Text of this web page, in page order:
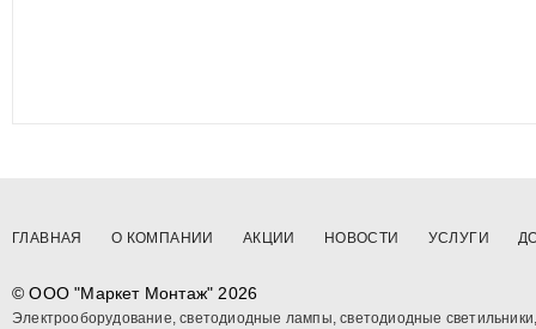
ГЛАВНАЯ О КОМПАНИИ АКЦИИ НОВОСТИ УСЛУГИ
© OOO "Маркет Монтаж" 2026
Электрооборудование, светодиодные лампы, светодиодные